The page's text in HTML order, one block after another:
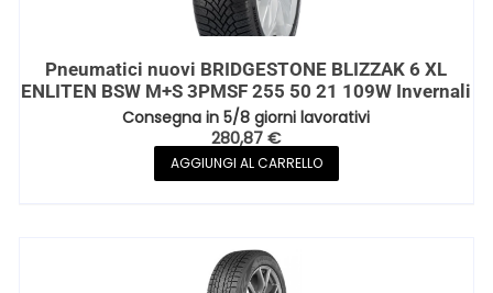
Pneumatici nuovi BRIDGESTONE BLIZZAK 6 XL
ENLITEN BSW M+S 3PMSF 255 50 21 109W Invernali
Consegna in 5/8 giorni lavorativi
280,87€
AGGIUNGI AL CARRELLO